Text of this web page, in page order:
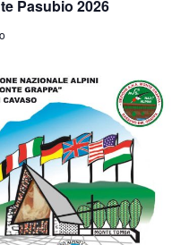
Pasubio 2026